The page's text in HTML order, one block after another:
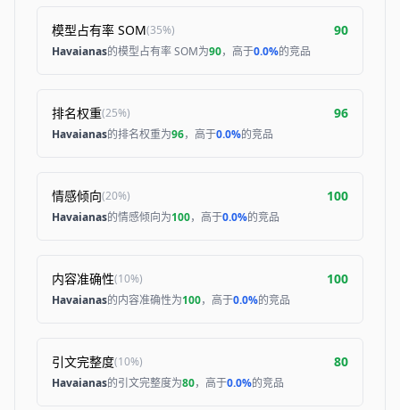
模型占有率 SOM(35%) 90
Havaianas的模型占有率 SOM为90，高于0.0%的竞品
排名权重(25%) 96
Havaianas的排名权重为96，高于0.0%的竞品
情感倾向(20%) 100
Havaianas的情感倾向为100，高于0.0%的竞品
内容准确性(10%) 100
Havaianas的内容准确性为100，高于0.0%的竞品
引文完整度(10%) 80
Havaianas的引文完整度为80，高于0.0%的竞品